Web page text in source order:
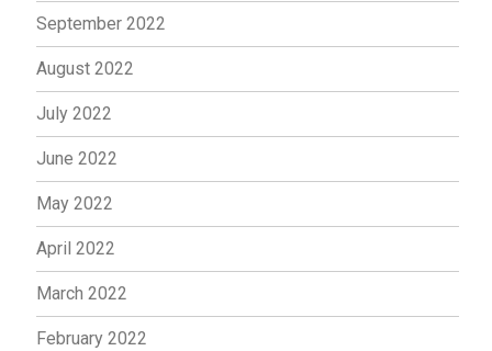
September 2022
August 2022
July 2022
June 2022
May 2022
April 2022
March 2022
February 2022